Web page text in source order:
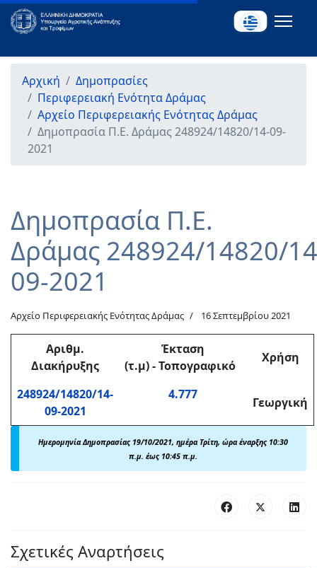
Αρχική
Δημοπρασίες
Περιφερειακή Ενότητα Δράμας
Αρχείο Περιφερειακής Ενότητας Δράμας
Δημοπρασία Π.Ε. Δράμας 248924/14820/14-09-
2021
Δημοπρασία Π.Ε.
Δράμας 248924/14820/
09-2021
Αρχείο Περιφερειακής Ενότητας Δράμας 16 Σεπτεμβρίου 2021
Αριθμ.
Διακήρυξης
Έκταση
(τ.μ)-Τοπογραφικό
Χρήση
248924/14820/14-
09-2021
4.777
Γεωργική
Ημερομηνία Δημοπρασίας 19/10/2021, ημέρα Τρίτη, ώρα έναρξης 10:30
π.μ. έως 10:45 π.μ.
Σχετικές Αναρτήσεις